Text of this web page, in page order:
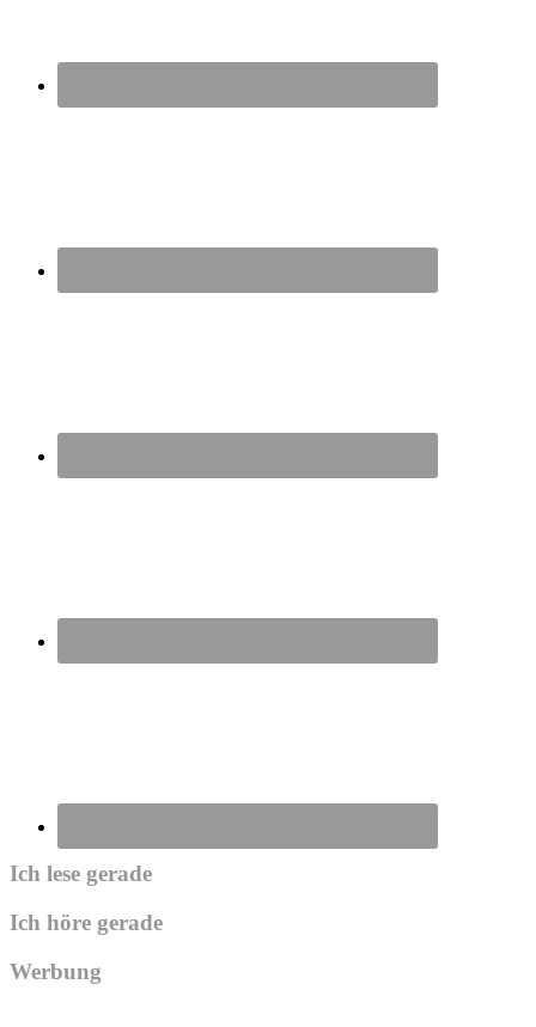
Ich lese gerade
Ich höre gerade
Werbung